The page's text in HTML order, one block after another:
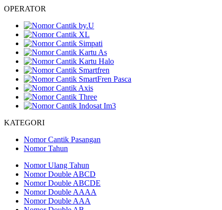
OPERATOR
KATEGORI
Nomor Cantik Pasangan
Nomor Tahun
Nomor Ulang Tahun
Nomor Double ABCD
Nomor Double ABCDE
Nomor Double AAAA
Nomor Double AAA